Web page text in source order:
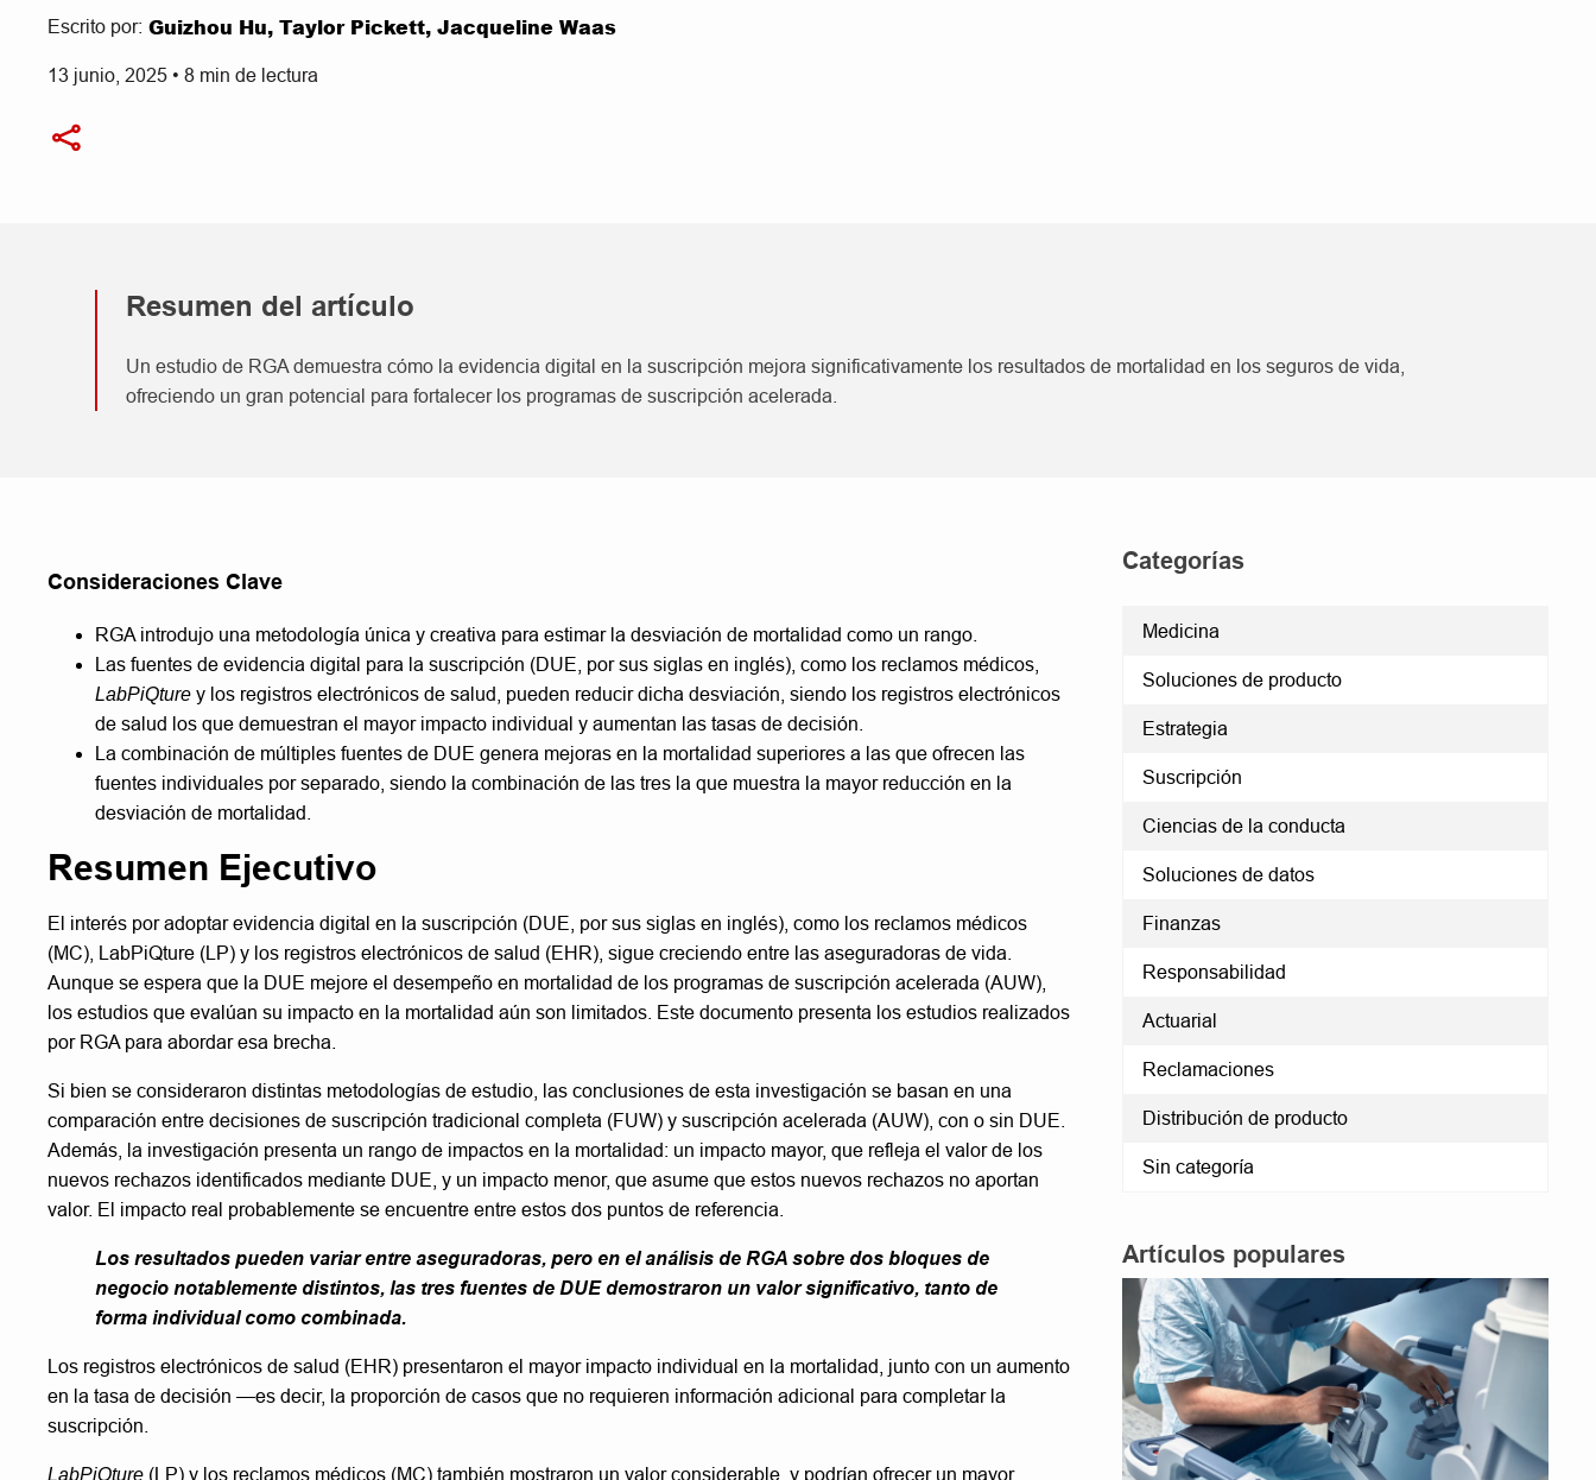
Escrito por: Guizhou Hu, Taylor Pickett, Jacqueline Waas
13 junio, 2025 • 8 min de lectura
Resumen del artículo
Un estudio de RGA demuestra cómo la evidencia digital en la suscripción mejora significativamente los resultados de mortalidad en los seguros de vida,
ofreciendo un gran potencial para fortalecer los programas de suscripción acelerada.
Consideraciones Clave
RGA introdujo una metodología única y creativa para estimar la desviación de mortalidad como un rango.
Las fuentes de evidencia digital para la suscripción (DUE, por sus siglas en inglés), como los reclamos médicos,
LabPiQture y los registros electrónicos de salud, pueden reducir dicha desviación, siendo los registros electrónicos
de salud los que demuestran el mayor impacto individual y aumentan las tasas de decisión.
La combinación de múltiples fuentes de DUE genera mejoras en la mortalidad superiores a las que ofrecen las
fuentes individuales por separado, siendo la combinación de las tres la que muestra la mayor reducción en la
desviación de mortalidad.
Resumen Ejecutivo
El interés por adoptar evidencia digital en la suscripción (DUE, por sus siglas en inglés), como los reclamos médicos
(MC), LabPiQture (LP) y los registros electrónicos de salud (EHR), sigue creciendo entre las aseguradoras de vida.
Aunque se espera que la DUE mejore el desempeño en mortalidad de los programas de suscripción acelerada (AUW),
los estudios que evalúan su impacto en la mortalidad aún son limitados. Este documento presenta los estudios realizados
por RGA para abordar esa brecha.
Si bien se consideraron distintas metodologías de estudio, las conclusiones de esta investigación se basan en una
comparación entre decisiones de suscripción tradicional completa (FUW) y suscripción acelerada (AUW), con o sin DUE.
Además, la investigación presenta un rango de impactos en la mortalidad: un impacto mayor, que refleja el valor de los
nuevos rechazos identificados mediante DUE, y un impacto menor, que asume que estos nuevos rechazos no aportan
valor. El impacto real probablemente se encuentre entre estos dos puntos de referencia.
Los resultados pueden variar entre aseguradoras, pero en el análisis de RGA sobre dos bloques de
negocio notablemente distintos, las tres fuentes de DUE demostraron un valor significativo, tanto de
forma individual como combinada.
Los registros electrónicos de salud (EHR) presentaron el mayor impacto individual en la mortalidad, junto con un aumento
en la tasa de decisión —es decir, la proporción de casos que no requieren información adicional para completar la
suscripción.
LabPiQture (LP) y los reclamos médicos (MC) también mostraron un valor considerable, y podrían ofrecer un mayor
Categorías
Medicina
Soluciones de producto
Estrategia
Suscripción
Ciencias de la conducta
Soluciones de datos
Finanzas
Responsabilidad
Actuarial
Reclamaciones
Distribución de producto
Sin categoría
Artículos populares